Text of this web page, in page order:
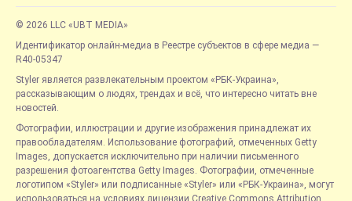
© 2026 LLC «UBT MEDIA»
Идентификатор онлайн-медиа в Реестре субъектов в сфере медиа —
R40-05347
Styler является развлекательным проектом «РБК-Украина»,
рассказывающим о людях, трендах и всё, что интересно читать вне
новостей.
Фотографии, иллюстрации и другие изображения принадлежат их
правообладателям. Использование фотографий, отмеченных Getty
Images, допускается исключительно при наличии письменного
разрешения фотоагентства Getty Images. Фотографии, отмеченные
логотипом «Styler» или подписанные «Styler» или «РБК-Украина», могут
использоваться на условиях лицензии Creative Commons Attribution